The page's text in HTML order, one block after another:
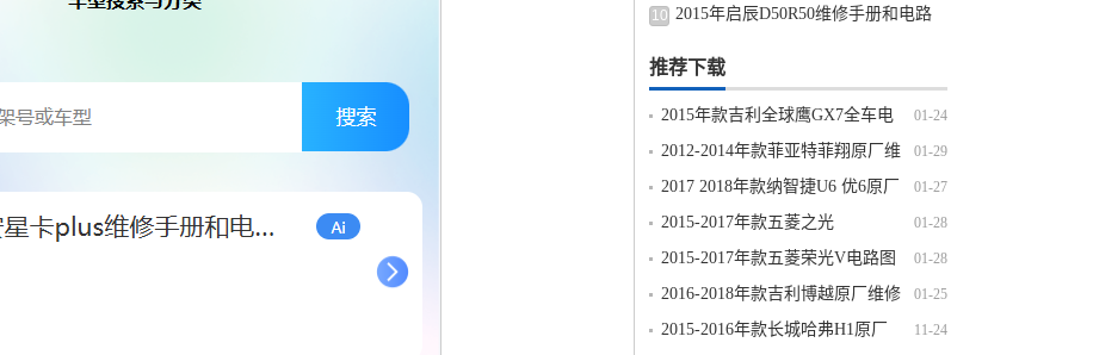
线路图修车资源下载
10 2015年启辰D50R50维修手册和电路
推荐下载
01-24
2015年款吉利全球鹰GX7全车电
路图线路图资料下载
01-29
2012-2014年款菲亚特菲翔原厂维
修手册电路图线路图资料下载
01-27
2017 2018年款纳智捷U6 优6原厂
维修手册电路图线路图资料下载
01-28
2015-2017年款五菱之光
S（N120）电路图线路图资料下载
01-28
2015-2017年款五菱荣光V电路图
线路图资料下载
01-25
2016-2018年款吉利博越原厂维修
手册电路图线路图资料下载
11-24
2015-2016年款长城哈弗H1原厂